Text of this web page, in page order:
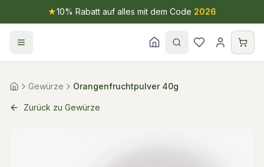
★10% Rabatt auf alles mit dem Code 2026
Gewürze Orangenfruchtpulver 40g
Zurück zu Gewürze